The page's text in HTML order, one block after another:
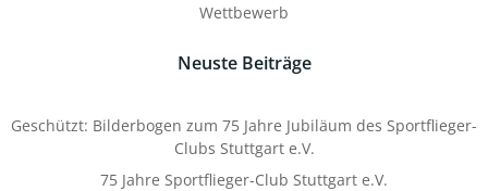
Wettbewerb
Neuste Beiträge
Geschützt: Bilderbogen zum 75 Jahre Jubiläum des Sportflieger-
Clubs Stuttgart e.V.
75 Jahre Sportflieger-Club Stuttgart e.V.